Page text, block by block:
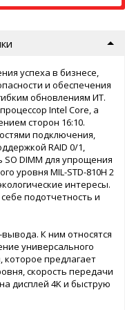
успеха в бизнесе,
и обеспечения
обновлениям ИТ.
Intel Core, а
сторон 16:10.
подключения,
RAID 0/1,
DIMM для упрощения
уровня MIL-STD-810H 2
интересы.
подотчетность и
К ним относятся
универсального
предлагает
скорость передачи
дисплей 4K и быструю